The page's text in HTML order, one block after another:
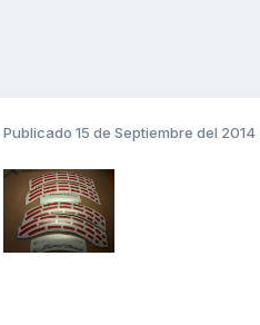
Publicado 15 de Septiembre del 2014